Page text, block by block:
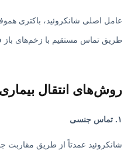
عامل اصلی شانکروئید، باکتری
طریق تماس مستقیم با زخم‌های باز
روش‌های انتقال
۱. تماس جنسی
شانکروئید عمدتاً از طریق